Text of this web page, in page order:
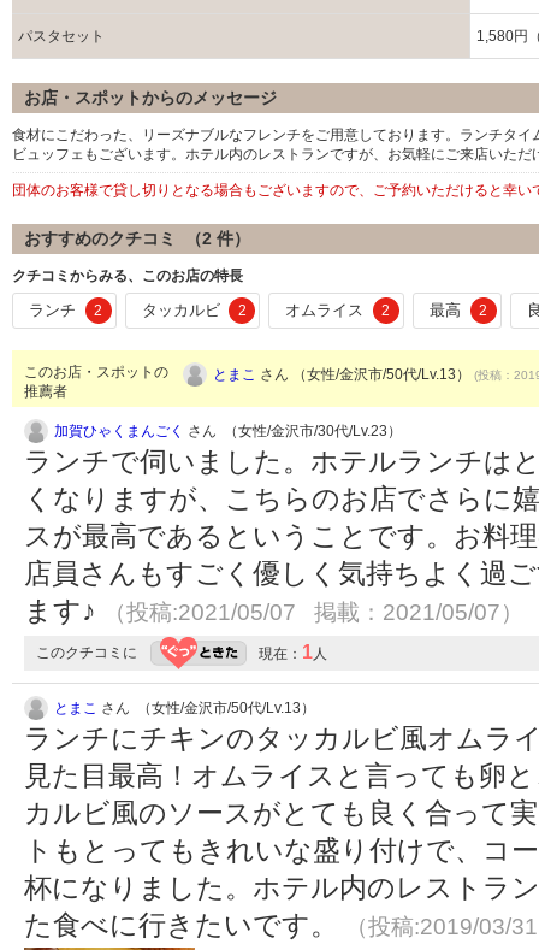
パスタセット 1,580円
お店・スポットからのメッセージ
食材にこだわった、リーズナブルなフレンチをご用意しております。ランチタ
ビュッフェもございます。ホテル内のレストランですが、お気軽にご来店いただ
団体のお客様で貸し切りとなる場合もございますので、ご予約いただけると幸い
おすすめのクチコミ （2 件）
クチコミからみる、このお店の特長
ランチ 2 タッカルビ 2 オムライス 2 最高 2
このお店・スポットの
推薦者
とまこ さん （女性/金沢市/50代/Lv.13） (投稿：
加賀ひゃくまんごく さん （女性/金沢市/30代/Lv.23）
ランチで伺いました。ホテルランチは
くなりますが、こちらのお店でさらに
スが最高であるということです。お料
店員さんもすごく優しく気持ちよく過
ます♪
（投稿:2021/05/07 掲載：2021/05/07）
このクチコミに 現在： 1 人
とまこ さん （女性/金沢市/50代/Lv.13）
ランチにチキンのタッカルビ風オムラ
見た目最高！オムライスと言っても卵
カルビ風のソースがとても良く合って
トもとってもきれいな盛り付けで、コ
杯になりました。ホテル内のレストラ
た食べに行きたいです。
（投稿:2019/03/